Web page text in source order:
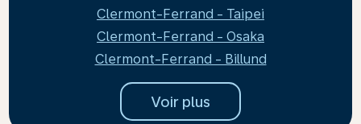
Clermont-Ferrand - Taipei
Clermont-Ferrand - Osaka
Clermont-Ferrand - Billund
Voir plus